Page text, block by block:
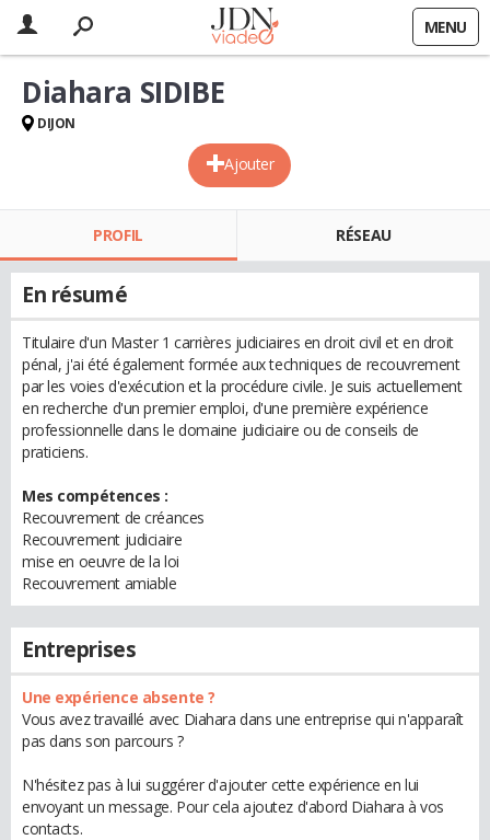
MENU
Ajouter
Diahara SIDIBE
DIJON
PROFIL RÉSEAU
En résumé
Titulaire d'un Master 1 carrières judiciaires en droit civil et en droit
pénal, j'ai été également formée aux techniques de recouvrement
par les voies d'exécution et la procédure civile. Je suis actuellement
en recherche d'un premier emploi, d'une première expérience
professionnelle dans le domaine judiciaire ou de conseils de
praticiens.
Mes compétences :
Recouvrement de créances
Recouvrement judiciaire
mise en oeuvre de la loi
Recouvrement amiable
Entreprises
Une expérience absente ?
Vous avez travaillé avec Diahara dans une entreprise qui n'apparaît
pas dans son parcours ?
N'hésitez pas à lui suggérer d'ajouter cette expérience en lui
envoyant un message. Pour cela ajoutez d'abord Diahara à vos
contacts.